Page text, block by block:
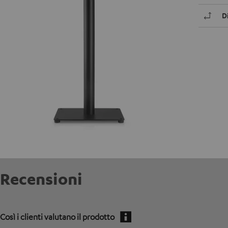
Recensioni
Così i clienti valutano il prodotto